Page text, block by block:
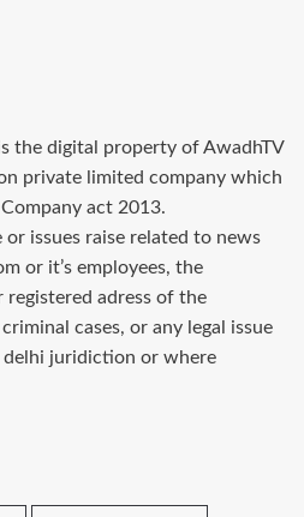
the digital property of AwadhTV
private limited company which
act 2013.
issues raise related to news
or it’s employees, the
adress of the
cases, or any legal issue
juridiction or where